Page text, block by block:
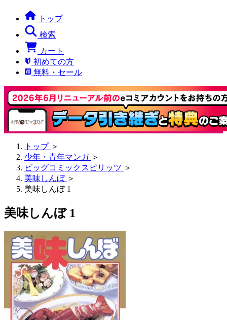
トップ
検索
カート
初めての方
無料・セール
トップ ＞
少年・青年マンガ ＞
ビッグコミックスピリッツ ＞
美味しんぼ ＞
美味しんぼ 1
美味しんぼ 1